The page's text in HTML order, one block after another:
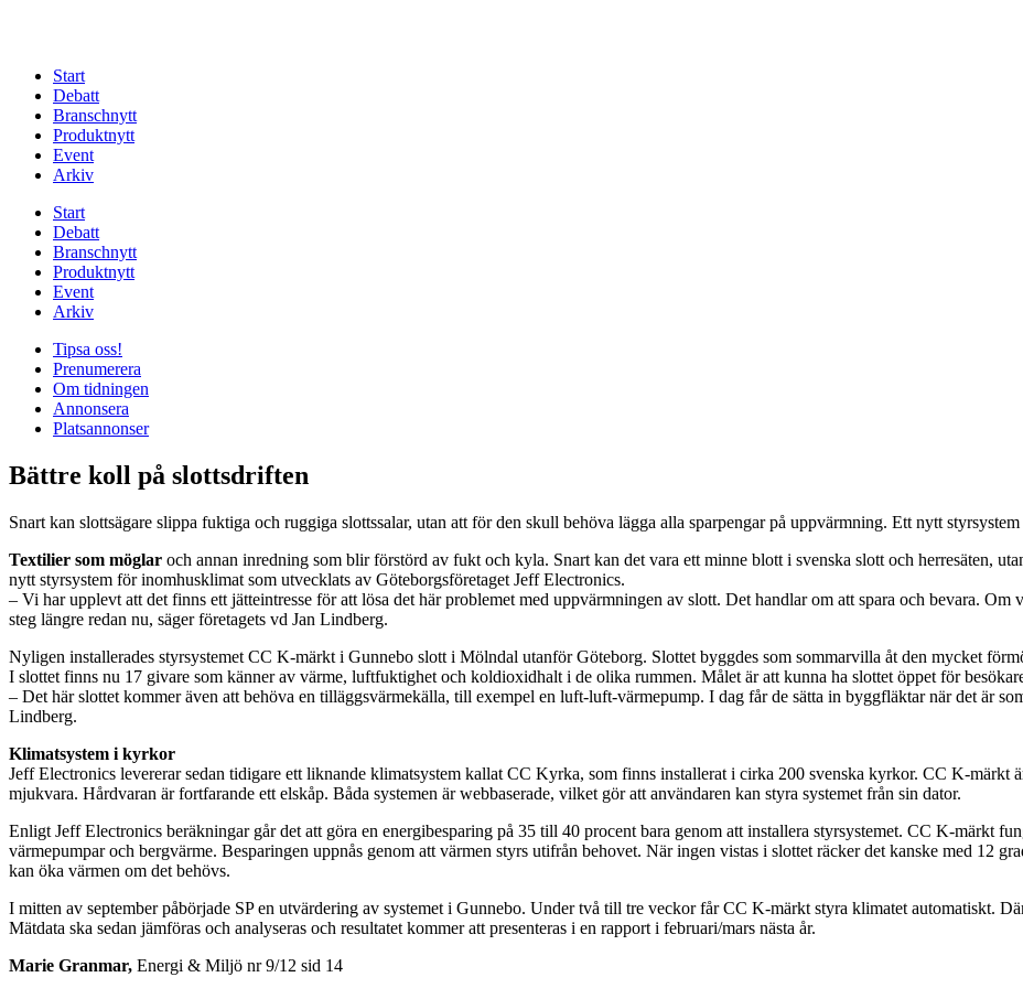
Start
Debatt
Branschnytt
Produktnytt
Event
Arkiv
Start
Debatt
Branschnytt
Produktnytt
Event
Arkiv
Tipsa oss!
Prenumerera
Om tidningen
Annonsera
Platsannonser
Bättre koll på slottsdriften
Snart kan slottsägare slippa fuktiga och ruggiga slottssalar, utan att för den skull behöva lägga alla sparpengar på uppvärmning. Ett nytt
Textilier som möglar och annan inredning som blir förstörd av fukt och kyla. Snart kan det vara ett minne blott i svenska slott och herresäten,
nytt styrsystem för inomhusklimat som utvecklats av Göteborgsföretaget Jeff Electronics.
– Vi har upplevt att det finns ett jätteintresse för att lösa det här problemet med uppvärmningen av slott. Det handlar om att spara och bevara.
steg längre redan nu, säger företagets vd Jan Lindberg.
Nyligen installerades styrsystemet CC K-märkt i Gunnebo slott i Mölndal utanför Göteborg. Slottet byggdes som sommarvilla åt den mycket
I slottet finns nu 17 givare som känner av värme, luftfuktighet och koldioxidhalt i de olika rummen. Målet är att kunna ha slottet öppet för
– Det här slottet kommer även att behöva en tilläggsvärmekälla, till exempel en luft-luft-värmepump. I dag får de sätta in byggfläktar när det är
Lindberg.
Klimatsystem i kyrkor
Jeff Electronics levererar sedan tidigare ett liknande klimatsystem kallat CC Kyrka, som finns installerat i cirka 200 svenska kyrkor. CC K-
mjukvara. Hårdvaran är fortfarande ett elskåp. Båda systemen är webbaserade, vilket gör att användaren kan styra systemet från sin dator.
Enligt Jeff Electronics beräkningar går det att göra en energibesparing på 35 till 40 procent bara genom att installera styrsystemet. CC K-märkt
värmepumpar och bergvärme. Besparingen uppnås genom att värmen styrs utifrån behovet. När ingen vistas i slottet räcker det kanske med 12
kan öka värmen om det behövs.
I mitten av september påbörjade SP en utvärdering av systemet i Gunnebo. Under två till tre veckor får CC K-märkt styra klimatet automatiskt.
Mätdata ska sedan jämföras och analyseras och resultatet kommer att presenteras i en rapport i februari/mars nästa år.
Marie Granmar, Energi & Miljö nr 9/12 sid 14